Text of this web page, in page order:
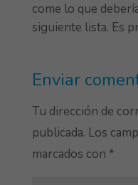
come lo que
siguiente lista. Es
Enviar
Tu dirección de
publicada. Los
marcados con *